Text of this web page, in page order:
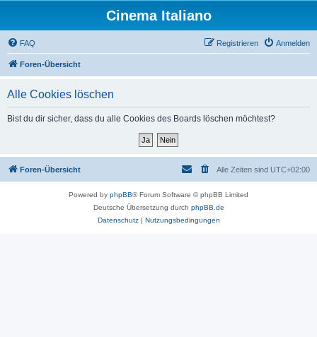
Cinema Italiano
FAQ Anmelden
Registrieren
Foren-Übersicht
Alle Cookies löschen
Bist du dir sicher, dass du alle Cookies des Boards löschen möchtest?
Foren-Übersicht Alle Zeiten sind UTC+02:00
Powered by phpBB® Forum Software © phpBB Limited
Deutsche Übersetzung durch phpBB.de
Datenschutz| Nutzungsbedingungen